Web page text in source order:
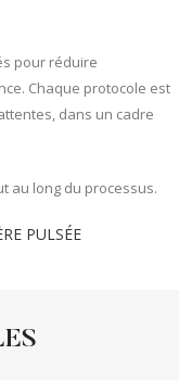
pour réduire
Chaque protocole est
dans un cadre
au long du processus.
PULSÉE